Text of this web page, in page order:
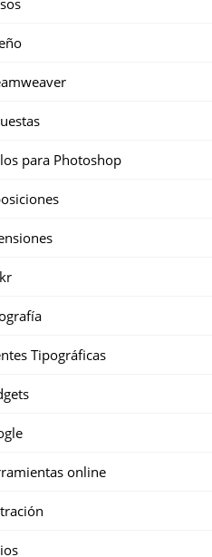
para Photoshop
Tipográficas
online